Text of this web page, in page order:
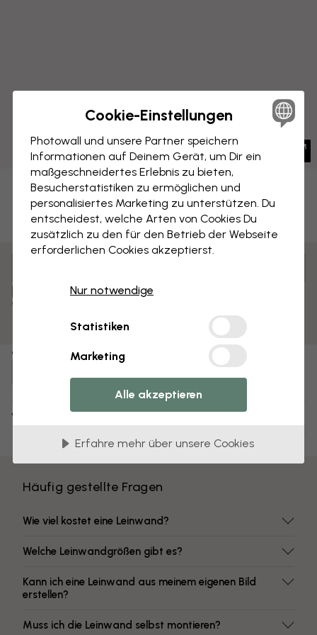
Eichhörnchen
LEINWANDBILD Speichern
Vormontiert und bereit zum Aufhängen
Farben mit hoher Lichtbeständigkeit
Artikel Nummer:
Versand und Retouren
Häufig gestellte Fragen
Wie viel kostet eine Leinwand?
Welche Leinwandgrößen gibt es?
Kann ich eine Leinwand aus meinem eigenen Bild
erstellen?
Muss ich die Leinwand selbst montieren?
Cookie-Einstellungen
Photowall und unsere Partner speichern
Informationen auf Deinem Gerät, um Dir ein
maßgeschneidertes Erlebnis zu bieten,
Besucherstatistiken zu ermöglichen und
personalisiertes Marketing zu unterstützen. Du
entscheidest, welche Arten von Cookies Du
zusätzlich zu den für den Betrieb der Webseite
erforderlichen Cookies akzeptierst.
Nur notwendige
Statistiken
Marketing
Alle akzeptieren
Erfahre mehr über unsere Cookies